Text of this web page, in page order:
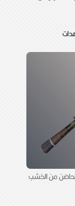
من الخشب